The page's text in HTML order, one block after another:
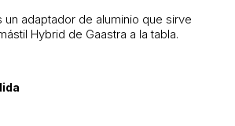
un adaptador de aluminio que sirve
Hybrid de Gaastra a la tabla.